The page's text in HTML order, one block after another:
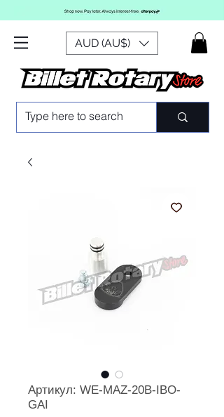
AUD (AU$)
Артикул: WE-MAZ-20B-IBO-
GAI